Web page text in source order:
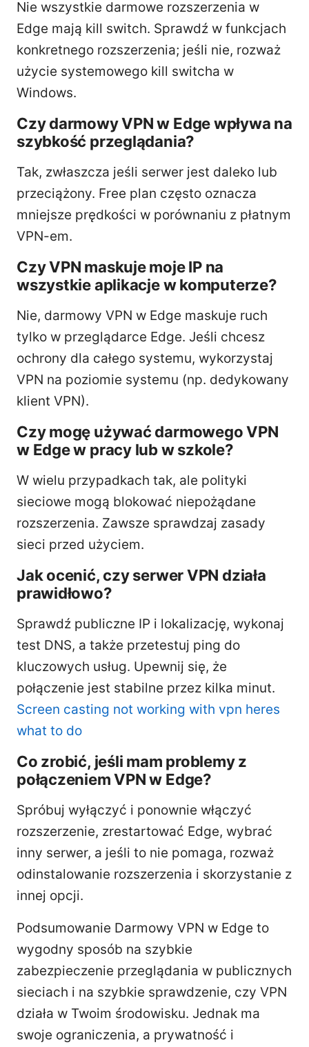
Nie wszystkie darmowe rozszerzenia w
Edge mają kill switch. Sprawdź w funkcjach
konkretnego rozszerzenia; jeśli nie, rozważ
użycie systemowego kill switcha w
Windows.
Czy darmowy VPN w Edge wpływa na
szybkość przeglądania?
Tak, zwłaszcza jeśli serwer jest daleko lub
przeciążony. Free plan często oznacza
mniejsze prędkości w porównaniu z płatnym
VPN-em.
Czy VPN maskuje moje IP na
wszystkie aplikacje w komputerze?
Nie, darmowy VPN w Edge maskuje ruch
tylko w przeglądarce Edge. Jeśli chcesz
ochrony dla całego systemu, wykorzystaj
VPN na poziomie systemu (np. dedykowany
klient VPN).
Czy mogę używać darmowego VPN
w Edge w pracy lub w szkole?
W wielu przypadkach tak, ale polityki
sieciowe mogą blokować niepożądane
rozszerzenia. Zawsze sprawdzaj zasady
sieci przed użyciem.
Jak ocenić, czy serwer VPN działa
prawidłowo?
Sprawdź publiczne IP i lokalizację, wykonaj
test DNS, a także przetestuj ping do
kluczowych usług. Upewnij się, że
połączenie jest stabilne przez kilka minut.
Screen casting not working with vpn heres
what to do
Co zrobić, jeśli mam problemy z
połączeniem VPN w Edge?
Spróbuj wyłączyć i ponownie włączyć
rozszerzenie, zrestartować Edge, wybrać
inny serwer, a jeśli to nie pomaga, rozważ
odinstalowanie rozszerzenia i skorzystanie z
innej opcji.
Podsumowanie Darmowy VPN w Edge to
wygodny sposób na szybkie
zabezpieczenie przeglądania w publicznych
sieciach i na szybkie sprawdzenie, czy VPN
działa w Twoim środowisku. Jednak ma
swoje ograniczenia, a prywatność i